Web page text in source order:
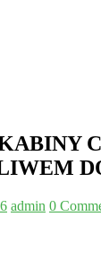
admin 0